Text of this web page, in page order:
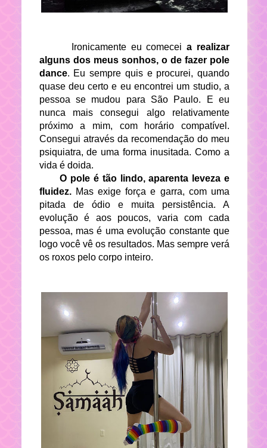
Ironicamente eu comeceia realizar
alguns dos meus sonhos, o de fazer pole
dance. Eu sempre quis e procurei, quando
quase deu certo e eu encontrei um studio, a
pessoa se mudou para São Paulo. E eu
nunca mais consegui algo relativamente
próximo a mim, com horário compatível.
Consegui através da recomendação do meu
psiquiatra, de uma forma inusitada. Como a
vida é doida.
O pole é tão lindo, aparenta leveza e
fluidez.Mas exige força e garra, com uma
pitada de ódio e muita persistência. A
evolução é aos poucos, varia com cada
pessoa, mas é uma evolução constante que
logo você vê os resultados. Mas sempre verá
os roxos pelo corpo inteiro.